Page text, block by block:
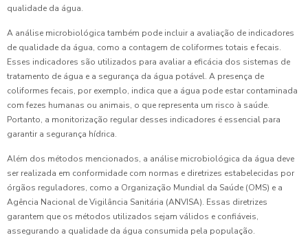
qualidade da água.
A análise microbiológica também pode incluir a avaliação de indicadores
de qualidade da água, como a contagem de coliformes totais e fecais.
Esses indicadores são utilizados para avaliar a eficácia dos sistemas de
tratamento de água e a segurança da água potável. A presença de
coliformes fecais, por exemplo, indica que a água pode estar contaminada
com fezes humanas ou animais, o que representa um risco à saúde.
Portanto, a monitorização regular desses indicadores é essencial para
garantir a segurança hídrica.
Além dos métodos mencionados, a análise microbiológica da água deve
ser realizada em conformidade com normas e diretrizes estabelecidas por
órgãos reguladores, como a Organização Mundial da Saúde (OMS) e a
Agência Nacional de Vigilância Sanitária (ANVISA). Essas diretrizes
garantem que os métodos utilizados sejam válidos e confiáveis,
assegurando a qualidade da água consumida pela população.